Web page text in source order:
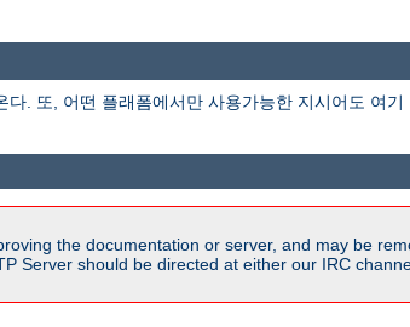
. 또, 어떤 플래폼에서만 사용가능한 지시어도 여기
the documentation or server, and may be
Server should be directed at either our IRC